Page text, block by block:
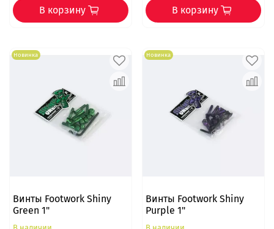
В корзину В корзину
Новинка
Винты Footwork Shiny
Green 1"
Новинка
Винты Footwork Shiny
Purple 1"